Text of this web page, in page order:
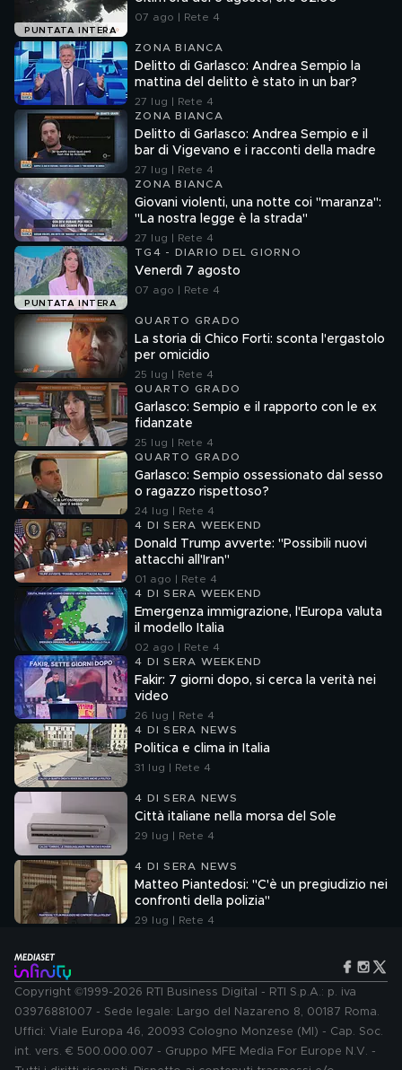
PUNTATA INTERA
07 ago | Rete 4
ZONA BIANCA
Delitto di Garlasco: Andrea Sempio la
mattina del delitto è stato in un bar?
27 lug | Rete 4
ZONA BIANCA
Delitto di Garlasco: Andrea Sempio e il
bar di Vigevano e i racconti della madre
27 lug | Rete 4
ZONA BIANCA
Giovani violenti, una notte coi "maranza":
"La nostra legge è la strada"
27 lug | Rete 4
PUNTATA INTERA
TG4 - DIARIO DEL GIORNO
Venerdì 7 agosto
07 ago | Rete 4
QUARTO GRADO
La storia di Chico Forti: sconta l'ergastolo
per omicidio
25 lug | Rete 4
QUARTO GRADO
Garlasco: Sempio e il rapporto con le ex
fidanzate
25 lug | Rete 4
QUARTO GRADO
Garlasco: Sempio ossessionato dal sesso
o ragazzo rispettoso?
24 lug | Rete 4
4 DI SERA WEEKEND
Donald Trump avverte: "Possibili nuovi
attacchi all'Iran"
01 ago | Rete 4
4 DI SERA WEEKEND
Emergenza immigrazione, l'Europa valuta
il modello Italia
02 ago | Rete 4
4 DI SERA WEEKEND
Fakir: 7 giorni dopo, si cerca la verità nei
video
26 lug | Rete 4
4 DI SERA NEWS
Politica e clima in Italia
31 lug | Rete 4
4 DI SERA NEWS
Città italiane nella morsa del Sole
29 lug | Rete 4
4 DI SERA NEWS
Matteo Piantedosi: "C'è un pregiudizio nei
confronti della polizia"
29 lug | Rete 4
Copyright ©1999-2026 RTI Business Digital - RTI S.p.A.: p. iva
03976881007 - Sede legale: Largo del Nazareno 8, 00187 Roma.
Uffici: Viale Europa 46, 20093 Cologno Monzese (MI) - Cap. Soc.
int. vers. € 500.000.007 - Gruppo MFE Media For Europe N.V. -